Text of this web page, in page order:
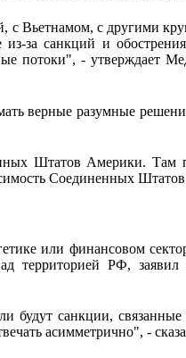
с Вьетнамом, с другими
за санкций и
потоки", - утверждает
верные разумные
Штатов Америки. Там
Соединенных
или финансовом
территорией РФ,
санкции, связанные
асимметрично", -